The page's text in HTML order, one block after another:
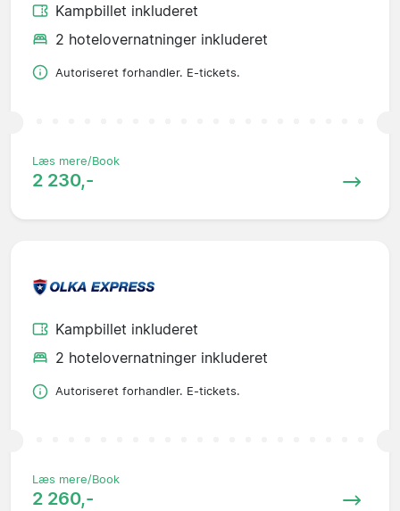
Kampbillet inkluderet
2 hotelovernatninger inkluderet
Autoriseret forhandler. E-tickets.
Læs mere/Book
2 230,-
Kampbillet inkluderet
2 hotelovernatninger inkluderet
Autoriseret forhandler. E-tickets.
Læs mere/Book
2 260,-